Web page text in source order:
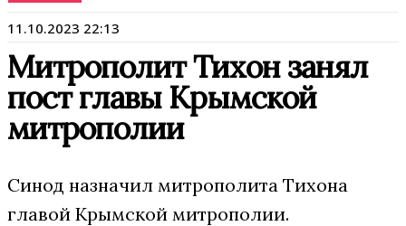
11.10.2023 22:13
Митрополит Тихон занял
пост главы Крымской
митрополии
Синод назначил митрополита Тихона
главой Крымской митрополии.